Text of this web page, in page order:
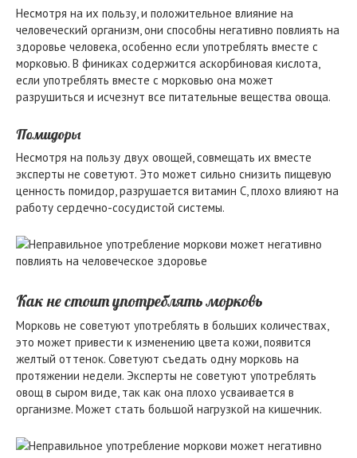
Несмотря на их пользу, и положительное влияние на
человеческий организм, они способны негативно повлиять на
здоровье человека, особенно если употреблять вместе с
морковью. В финиках содержится аскорбиновая кислота,
если употреблять вместе с морковью она может
разрушиться и исчезнут все питательные вещества овоща.
Помидоры
Несмотря на пользу двух овощей, совмещать их вместе
эксперты не советуют. Это может сильно снизить пищевую
ценность помидор, разрушается витамин С, плохо влияют на
работу сердечно-сосудистой системы.
Как не стоит употреблять морковь
Морковь не советуют употреблять в больших количествах,
это может привести к изменению цвета кожи, появится
желтый оттенок. Советуют съедать одну морковь на
протяжении недели. Эксперты не советуют употреблять
овощ в сыром виде, так как она плохо усваивается в
организме. Может стать большой нагрузкой на кишечник.